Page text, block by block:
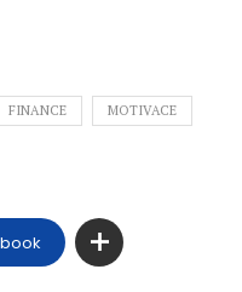
FINANCE MOTIVACE